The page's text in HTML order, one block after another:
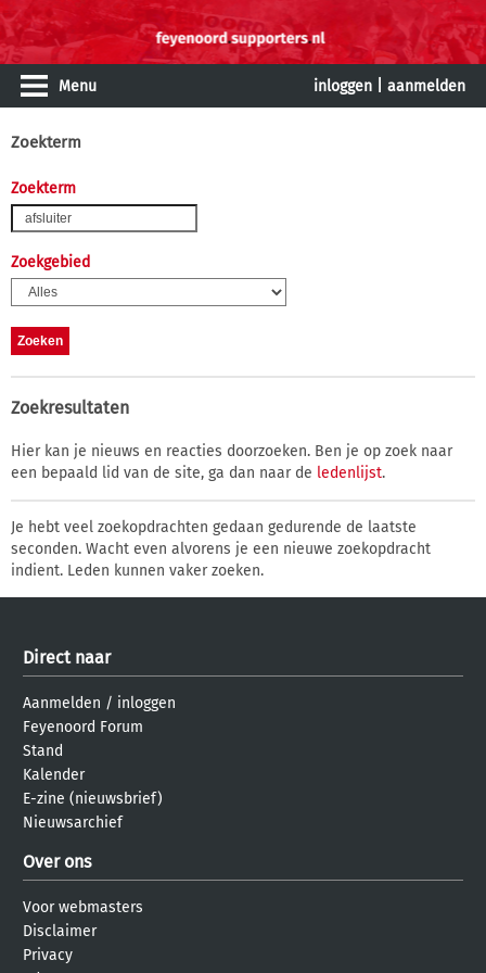
Menu inloggen aanmelden
Zoekterm
Zoekterm
Zoekgebied
Zoekresultaten
Hier kan je nieuws en reacties doorzoeken. Ben je op zoek naar
een bepaald lid van de site, ga dan naar de ledenlijst.
Je hebt veel zoekopdrachten gedaan gedurende de laatste
seconden. Wacht even alvorens je een nieuwe zoekopdracht
indient. Leden kunnen vaker zoeken.
Direct naar
Aanmelden / inloggen
Feyenoord Forum
Stand
Kalender
E-zine (nieuwsbrief)
Nieuwsarchief
Over ons
Voor webmasters
Disclaimer
Privacy